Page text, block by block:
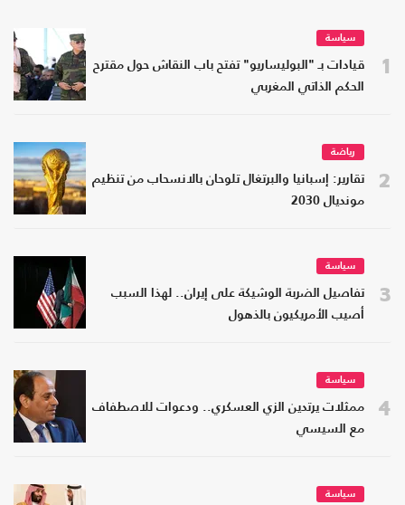
1
سياسة
قيادات بـ "البوليساريو" تفتح باب النقاش حول مقترح
الحكم الذاتي المغربي
2
رياضة
تقارير: إسبانيا والبرتغال تلوحان بالانسحاب من تنظيم
مونديال 2030
3
سياسة
تفاصيل الضربة الوشيكة على إيران.. لهذا السبب
أصيب الأمريكيون بالذهول
4
سياسة
ممثلات يرتدين الزي العسكري.. ودعوات للاصطفاف
مع السيسي
سياسة